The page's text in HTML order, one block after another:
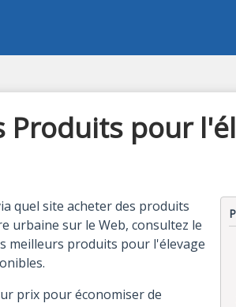
Produits pour
quel site acheter des produits
urbaine sur le Web, consultez le
meilleurs produits pour l'élevage
prix pour économiser de